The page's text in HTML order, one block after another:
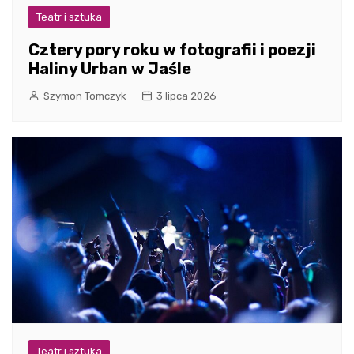
Teatr i sztuka
Cztery pory roku w fotografii i poezji
Haliny Urban w Jaśle
Szymon Tomczyk 3 lipca 2026
Teatr i sztuka